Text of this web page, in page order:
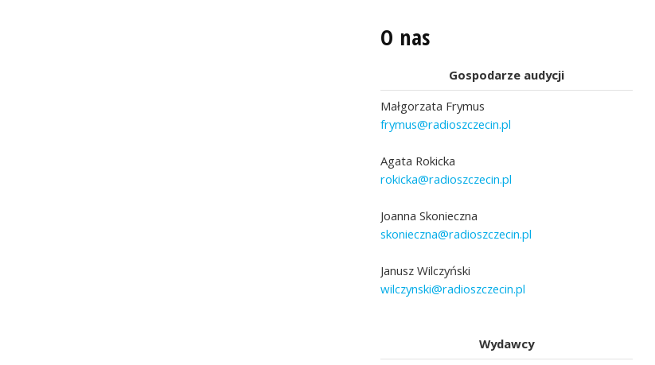
O nas
Gospodarze audycji
Małgorzata Frymus
frymus@radioszczecin.pl
Agata Rokicka
rokicka@radioszczecin.pl
Joanna Skonieczna
skonieczna@radioszczecin.pl
Janusz Wilczyński
wilczynski@radioszczecin.pl
Wydawcy